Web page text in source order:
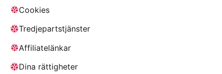
Cookies
Tredjepartstjänster
Affiliatelänkar
Dina rättigheter